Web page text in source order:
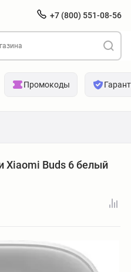
+7 (800) 551-08-56
Промокоды
Xiaomi Buds 6 белый